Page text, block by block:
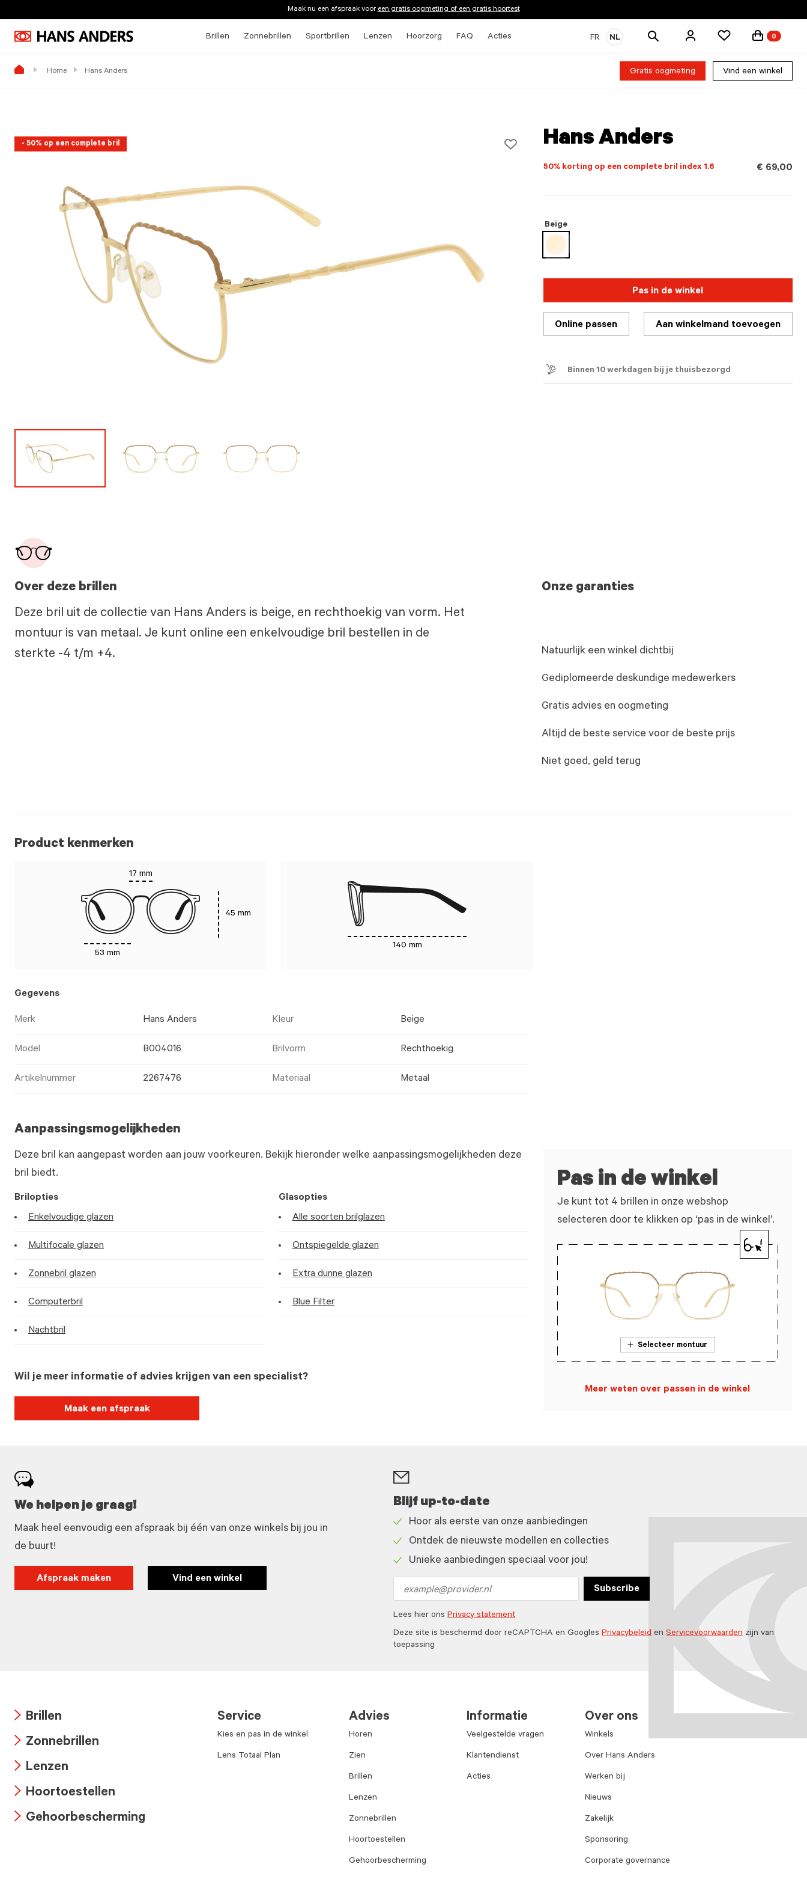
Maak nu een afspraak vooreen gratis oogmeting of een gratis hoortest
Brillen Zonnebrillen Sportbrillen Lenzen Hoorzorg FAQ Acties FR NL
Zoek
0
Home Hans Anders Gratis oogmeting Vind een winkel
- 50% op een complete bril Hans Anders
50% korting op een complete bril index 1.6 € 69,00
Beige
geselecteerd
Pas in de winkel
Online passen Aan winkelmand toevoegen
Binnen 10 werkdagen bij je thuisbezorgd
Over deze brillen
Deze bril uit de collectie van Hans Anders is beige, en rechthoekig van vorm. Het
montuur is van metaal. Je kunt online een enkelvoudige bril bestellen in de
sterkte -4 t/m +4.
Onze garanties
Natuurlijk een winkel dichtbij
Gediplomeerde deskundige medewerkers
Gratis advies en oogmeting
Altijd de beste service voor de beste prijs
Niet goed, geld terug
Product kenmerken
17 mm
53 mm
45 mm
140 mm
Gegevens
Merk Hans Anders Kleur Beige
Model B004016 Brilvorm Rechthoekig
Artikelnummer 2267476 Materiaal Metaal
Aanpassingsmogelijkheden
Deze bril kan aangepast worden aan jouw voorkeuren. Bekijk hieronder welke aanpassingsmogelijkheden deze
bril biedt.
Brilopties
Enkelvoudige glazen
Multifocale glazen
Zonnebril glazen
Computerbril
Nachtbril
Glasopties
Alle soorten brilglazen
Ontspiegelde glazen
Extra dunne glazen
Blue Filter
Wil je meer informatie of advies krijgen van een specialist?
Maak een afspraak
Pas in de winkel
Je kunt tot 4 brillen in onze webshop
selecteren door te klikken op ‘pas in de winkel’.
Selecteer montuur
Meer weten over passen in de winkel
We helpen je graag!
Maak heel eenvoudig een afspraak bij één van onze winkels bij jou in
de buurt!
Afspraak maken Vind een winkel
Blijf up-to-date
icon
Hoor als eerste van onze aanbiedingen
icon
Ontdek de nieuwste modellen en collecties
Unieke aanbiedingen speciaal voor jou!
address
Subscribe
Lees hier onsPrivacy statement
Deze site is beschermd door reCAPTCHA en GooglesPrivacybeleidenServicevoorwaardenzijn van
toepassing
icon
Brillen
icon
Zonnebrillen
icon
Lenzen
icon
Hoortoestellen
Gehoorbescherming
Service
Kies en pas in de winkel
Lens Totaal Plan
Advies
Horen
Zien
Brillen
Lenzen
Zonnebrillen
Hoortoestellen
Gehoorbescherming
Informatie
Veelgestelde vragen
Klantendienst
Acties
Over ons
Winkels
Over Hans Anders
Werken bij
Nieuws
Zakelijk
Sponsoring
Corporate governance